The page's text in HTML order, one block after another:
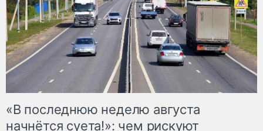
«В последнюю неделю августа
начнётся суета!»: чем рискуют